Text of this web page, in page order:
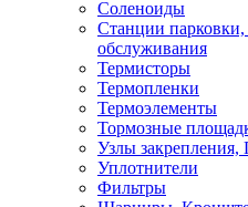
Соленоиды
Станции
обслуживания
Термисторы
Термопленки
Термоэлементы
Тормозные
Узлы
Уплотнители
Фильтры